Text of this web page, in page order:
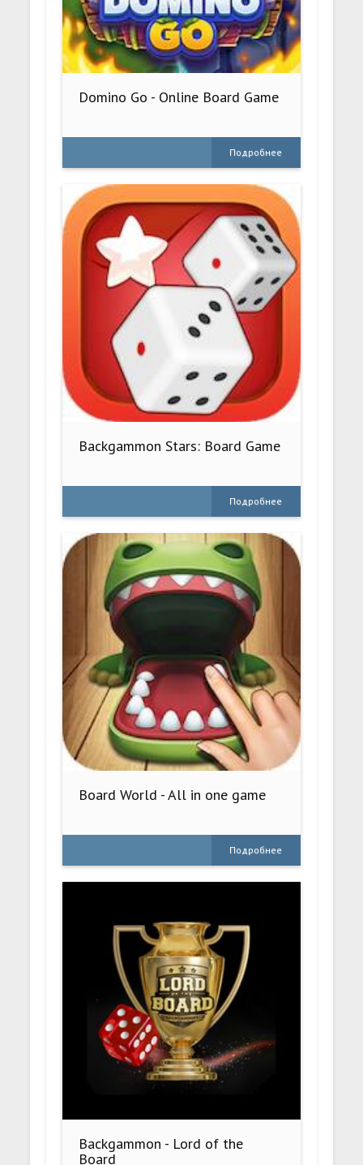
Domino Go - Online Board Game
Подробнее
Backgammon Stars: Board Game
Подробнее
Board World - All in one game
Подробнее
Backgammon - Lord of the
Board